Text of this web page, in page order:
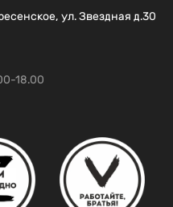
ул. Звездная д.30
18.00